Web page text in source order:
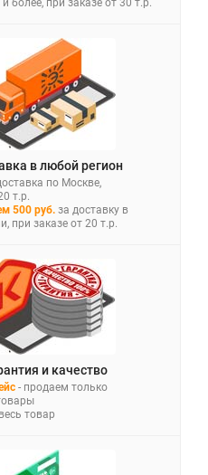
и более, при заказе от 30 т.р.
в любой регион
по Москве,
т.р.
500 руб. за доставку в
при заказе от 20 т.р.
и качество
- продаем только
товар